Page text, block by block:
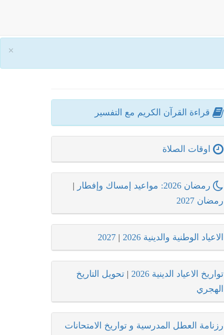
×
قراءة القرآن الكريم مع التفسير
اوقات الصلاة
رمضان 2026: مواعيد إمساك وإفطار
|
رمضان 2027
الاعياد الوطنية والدينية 2026 |
2027
تواريخ الاعياد الدينية 2026 | تحويل التاريخ
الهجري
رزنامة العطل المدرسية و تواريخ الامتحانات